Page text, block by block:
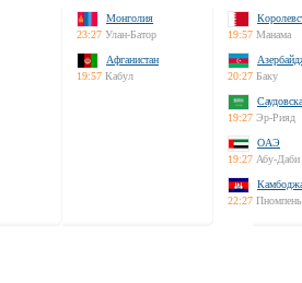
Монголия
23:27 Улан-Батор
Афганистан
19:57 Кабул
19:57 Манама
20:27 Баку
19:27 Эр-Рияд
ОАЭ
19:27 Абу-Даби
22:27 Пномпень